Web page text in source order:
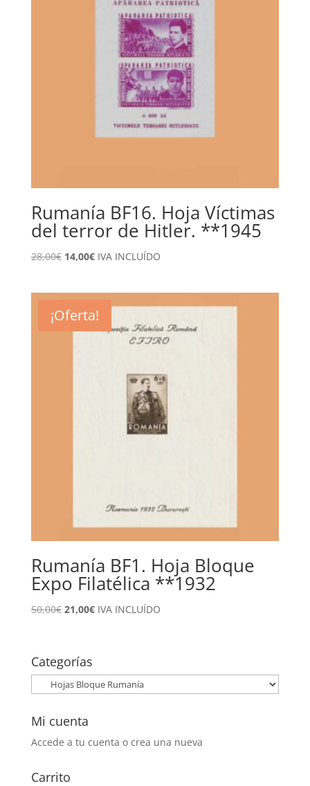
Rumanía BF16. Hoja Víctimas
del terror de Hitler. **1945
28,00€ El
28,00€.
14,00€El
14,00€.
IVA INCLUÍDO
¡Oferta!
Rumanía BF1. Hoja Bloque
Expo Filatélica **1932
50,00€ El
era:
50,00€.
21,00€El
21,00€.
IVA INCLUÍDO
Categorías
Mi cuenta
Accede a tu cuenta o crea una nueva
Carrito